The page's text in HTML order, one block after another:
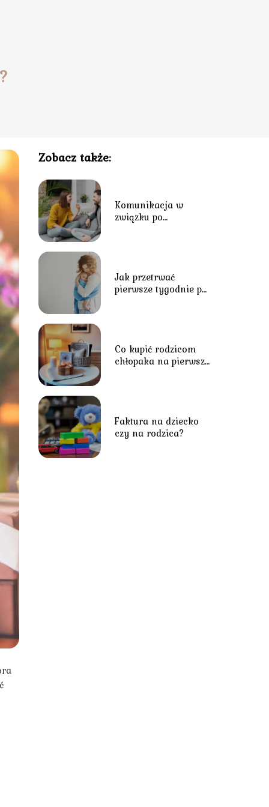
Zobacz także:
Komunikacja w
związku po
Jak przetrwać
pierwsze tygodnie po
Co kupić rodzicom
chłopaka na pierwsze
Faktura na dziecko
czy na rodzica?